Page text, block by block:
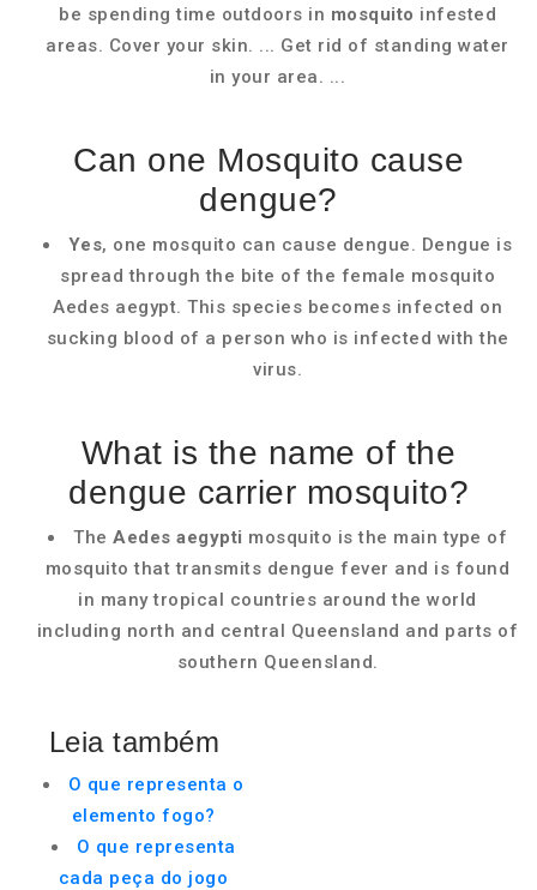
be spending time outdoors in mosquito infested
areas. Cover your skin. ... Get rid of standing water
in your area. ...
Can one Mosquito cause
dengue?
Yes, one mosquito can cause dengue. Dengue is
spread through the bite of the female mosquito
Aedes aegypt. This species becomes infected on
sucking blood of a person who is infected with the
virus.
What is the name of the
dengue carrier mosquito?
The Aedes aegypti mosquito is the main type of
mosquito that transmits dengue fever and is found
in many tropical countries around the world
including north and central Queensland and parts of
southern Queensland.
Leia também
O que representa o
elemento fogo?
O que representa
cada peça do jogo